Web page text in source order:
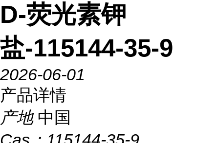
D-荧光素钾
盐-115144-35-9
2026-06-01
产品详情
产地 中国